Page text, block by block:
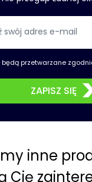
przetwarzane
ZAPISZ SIĘ
inne
Cię